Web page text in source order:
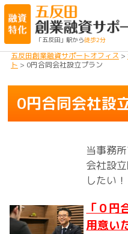
「五反田」駅から徒歩2分
五反田創業融資サポートオフィス >
ト > 0円合同会社設立プラン
0円合同会社設
当事務
会社設
したい
「０円
用意い